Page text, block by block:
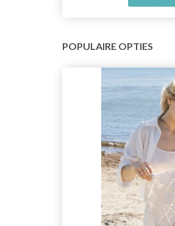
POPULAIRE OPTIES